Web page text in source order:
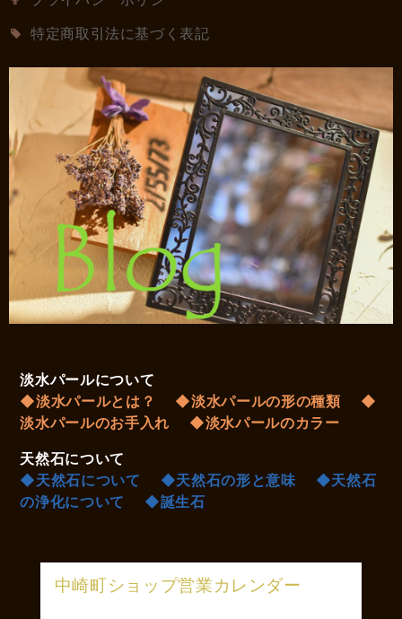
特定商取引法に基づく表記
淡水パールについて
◆淡水パールとは？
◆淡水パールの形の種類
◆
淡水パールのお手入れ
◆淡水パールのカラー
天然石について
◆天然石について
◆天然石の形と意味
◆天然石
の浄化について
◆誕生石
中崎町ショップ営業カレンダー